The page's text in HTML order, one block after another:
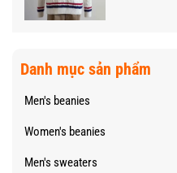
Danh mục sản phẩm
Men's beanies
Women's beanies
Men's sweaters